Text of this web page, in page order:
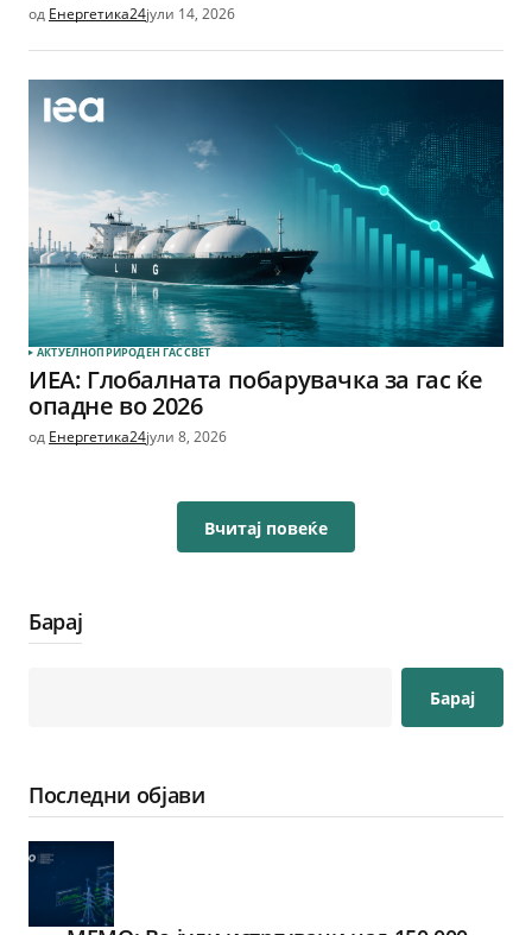
од Енергетика24јули 14, 2026
АКТУЕЛНОПРИРОДЕН ГАССВЕТ
ИЕА: Глобалната побарувачка за гас ќе
опадне во 2026
од Енергетика24јули 8, 2026
Вчитај повеќе
Барај
Барај
Последни објави